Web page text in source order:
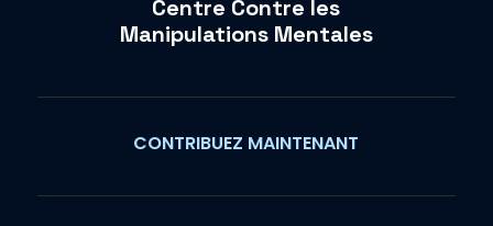
Centre Contre les
Manipulations Mentales
CONTRIBUEZ MAINTENANT